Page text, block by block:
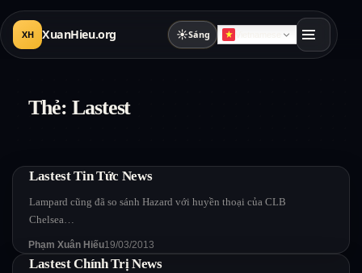
XH XuanHieu.org ☀Sáng
Thẻ: Lastest
Lastest Tin Tức News
Lampard cũng đã so sánh Hazard với huyền thoại của CLB
Chelsea…
Phạm Xuân Hiếu19/03/2013
Lastest Chính Trị News